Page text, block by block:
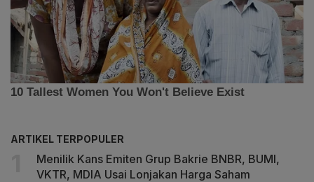
ARTIKEL TERPOPULER
Menilik Kans Emiten Grup Bakrie BNBR, BUMI,
VKTR, MDIA Usai Lonjakan Harga Saham